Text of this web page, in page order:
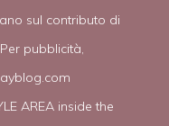
sul contributo di
pubblicità,
AREA inside the